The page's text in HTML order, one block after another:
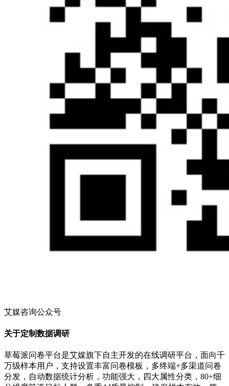
艾媒咨询公众号
关于定制数据调研
草莓派问卷平台是艾媒旗下自主开发的在线调研平台，面向千
万级样本用户，支持设置丰富问卷模板，多终端+多渠道问卷
分发，自动数据统计分析，功能强大，四大属性分类，80+细